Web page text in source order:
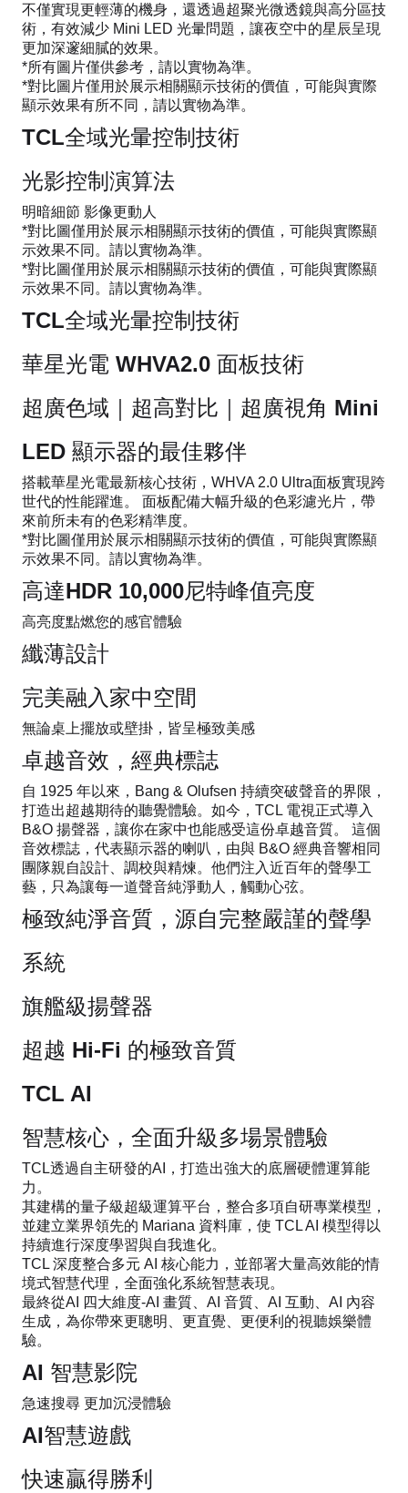
不僅實現更輕薄的機身，還透過超聚光微透鏡與高分區技
術，有效減少 Mini LED 光暈問題，讓夜空中的星辰呈現
更加深邃細膩的效果。
*所有圖片僅供參考，請以實物為準。
*對比圖片僅用於展示相關顯示技術的價值，可能與實際
顯示效果有所不同，請以實物為準。
TCL全域光暈控制技術
光影控制演算法
明暗細節 影像更動人
*對比圖僅用於展示相關顯示技術的價值，可能與實際顯
示效果不同。請以實物為準。
*對比圖僅用於展示相關顯示技術的價值，可能與實際顯
示效果不同。請以實物為準。
TCL全域光暈控制技術
華星光電 WHVA2.0 面板技術
超廣色域｜超高對比｜超廣視角 Mini
LED 顯示器的最佳夥伴
搭載華星光電最新核心技術，WHVA 2.0 Ultra面板實現跨
世代的性能躍進。 面板配備大幅升級的色彩濾光片，帶
來前所未有的色彩精準度。
*對比圖僅用於展示相關顯示技術的價值，可能與實際顯
示效果不同。請以實物為準。
高達HDR 10,000尼特峰值亮度
高亮度點燃您的感官體驗
纖薄設計
完美融入家中空間
無論桌上擺放或壁掛，皆呈極致美感
卓越音效，經典標誌
自 1925 年以來，Bang & Olufsen 持續突破聲音的界限，
打造出超越期待的聽覺體驗。如今，TCL 電視正式導入
B&O 揚聲器，讓你在家中也能感受這份卓越音質。 這個
音效標誌，代表顯示器的喇叭，由與 B&O 經典音響相同
團隊親自設計、調校與精煉。他們注入近百年的聲學工
藝，只為讓每一道聲音純淨動人，觸動心弦。
極致純淨音質，源自完整嚴謹的聲學
系統
旗艦級揚聲器
超越 Hi-Fi 的極致音質
TCL AI
智慧核心，全面升級多場景體驗
TCL透過自主研發的AI，打造出強大的底層硬體運算能
力。
其建構的量子級超級運算平台，整合多項自研專業模型，
並建立業界領先的 Mariana 資料庫，使 TCL AI 模型得以
持續進行深度學習與自我進化。
TCL 深度整合多元 AI 核心能力，並部署大量高效能的情
境式智慧代理，全面強化系統智慧表現。
最終從AI 四大維度-AI 畫質、AI 音質、AI 互動、AI 內容
生成，為你帶來更聰明、更直覺、更便利的視聽娛樂體
驗。
AI 智慧影院
急速搜尋 更加沉浸體驗
AI智慧遊戲
快速贏得勝利